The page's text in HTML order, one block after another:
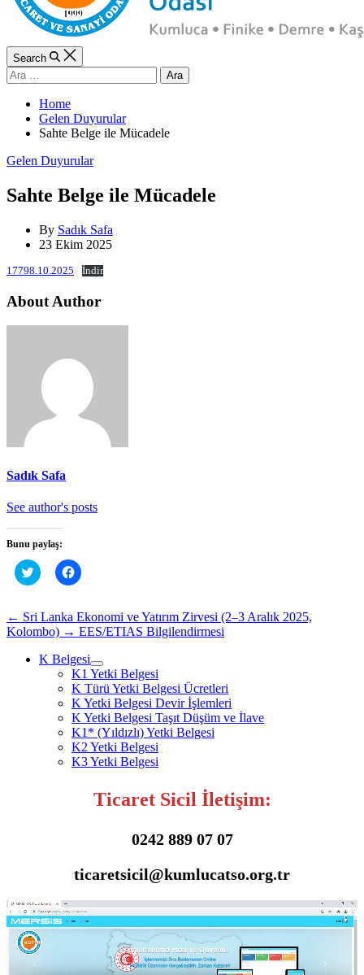
Search
Arama:
Home
Gelen Duyurular
Sahte Belge ile Mücadele
Categories
Gelen Duyurular
Sahte Belge ile Mücadele
By Sadık Safa
23 Ekim 2025
17798.10.2025 İndir
About Author
Sadık Safa
See author's posts
Bunu paylaş:
Twitter
üzerinde
tıklayın
(Yeni
pencerede
Facebook'ta
paylaşmak
(Yeni
pencerede
açılır)
← Sri Lanka Ekonomi ve Yatırım Zirvesi (2–3 Aralık 2025,
Kolombo) → EES/ETIAS Bilgilendirmesi
K Belgesi
K1 Yetki Belgesi
K Türü Yetki Belgesi Ücretleri
K Yetki Belgesi Devir İşlemleri
K Yetki Belgesi Taşıt Düşüm ve İlave
K1* (Yıldızlı) Yetki Belgesi
K2 Yetki Belgesi
K3 Yetki Belgesi
Ticaret Sicil İletişim:
0242 889 07 07
ticaretsicil@kumlucatso.org.tr